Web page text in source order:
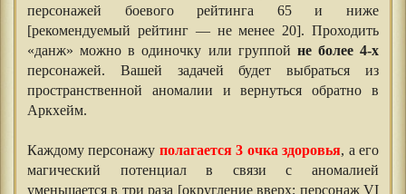
персонажей боевого рейтинга 65 и ниже
[рекомендуемый рейтинг — не менее 20]. Проходить
«данж» можно в одиночку или группой не более 4-х
персонажей. Вашей задачей будет выбраться из
пространственной аномалии и вернуться обратно в
Аркхейм.
Каждому персонажу полагается 3 очка здоровья, а его
магический потенциал в связи с аномалией
уменьшается в три раза [округление вверх; персонаж VI